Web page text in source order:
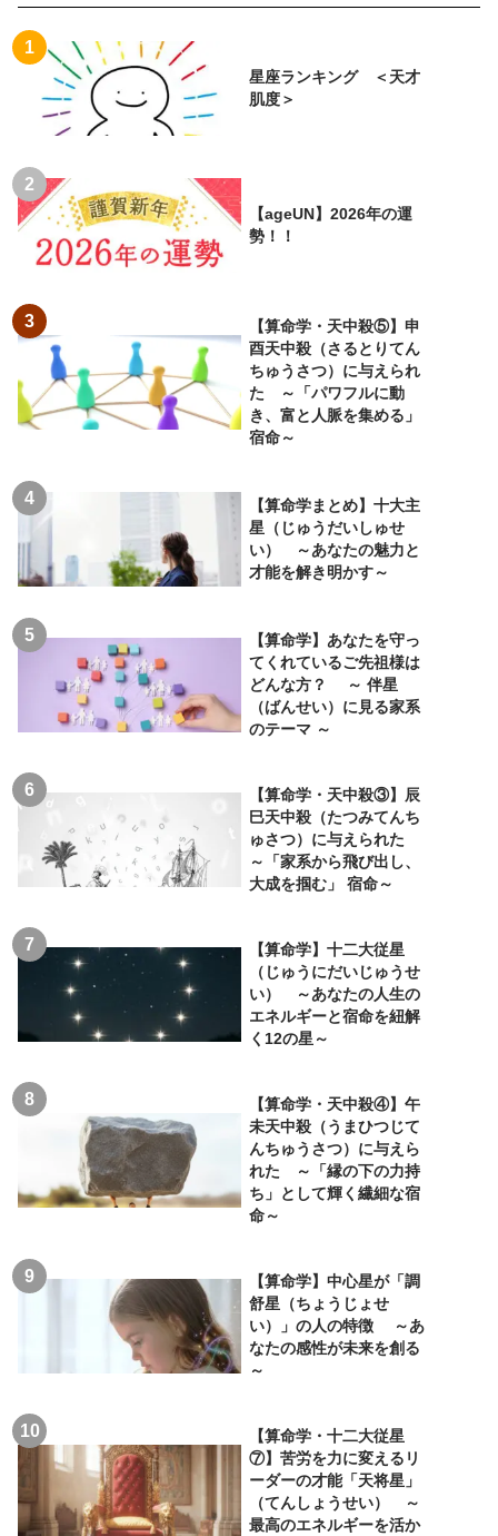
星座ランキング ＜天才
肌度＞
【ageUN】2026年の運
勢！！
【算命学・天中殺⑤】申
酉天中殺（さるとりてん
ちゅうさつ）に与えられ
た ～「パワフルに動
き、富と人脈を集める」
宿命～
【算命学まとめ】十大主
星（じゅうだいしゅせ
い） ～あなたの魅力と
才能を解き明かす～
【算命学】あなたを守っ
てくれているご先祖様は
どんな方？ ～ 伴星
（ばんせい）に見る家系
のテーマ ～
【算命学・天中殺③】辰
巳天中殺（たつみてんち
ゅさつ）に与えられた
～「家系から飛び出し、
大成を掴む」 宿命～
【算命学】十二大従星
（じゅうにだいじゅうせ
い） ～あなたの人生の
エネルギーと宿命を紐解
く12の星～
【算命学・天中殺④】午
未天中殺（うまひつじて
んちゅうさつ）に与えら
れた ～「縁の下の力持
ち」として輝く繊細な宿
命～
【算命学】中心星が「調
舒星（ちょうじょせ
い）」の人の特徴 ～あ
なたの感性が未来を創る
～
【算命学・十二大従星
⑦】苦労を力に変えるリ
ーダーの才能「天将星」
（てんしょうせい） ～
最高のエネルギーを活か